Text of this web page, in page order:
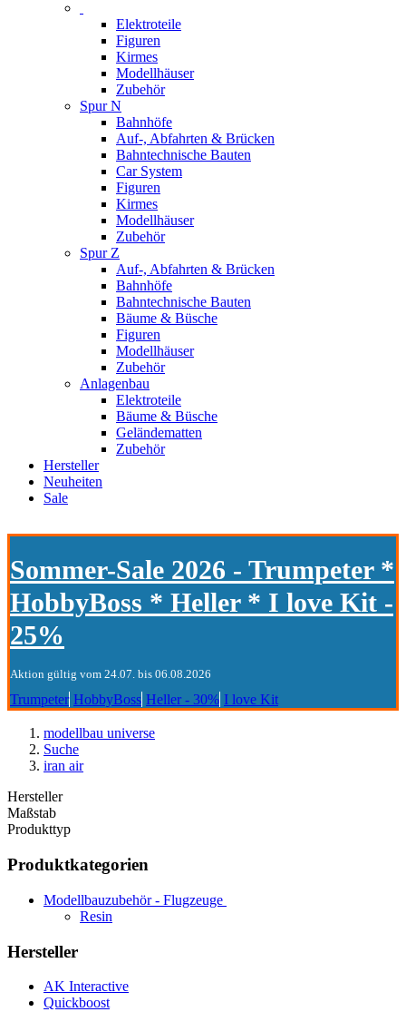
Elektroteile
Figuren
Kirmes
Modellhäuser
Zubehör
Spur N
Bahnhöfe
Auf-, Abfahrten & Brücken
Bahntechnische Bauten
Car System
Figuren
Kirmes
Modellhäuser
Zubehör
Spur Z
Auf-, Abfahrten & Brücken
Bahnhöfe
Bahntechnische Bauten
Bäume & Büsche
Figuren
Modellhäuser
Zubehör
Anlagenbau
Elektroteile
Bäume & Büsche
Geländematten
Zubehör
Hersteller
Neuheiten
Sale
Sommer-Sale 2026 - Trumpeter *
HobbyBoss * Heller * I love Kit -
25%
Aktion gültig vom 24.07. bis 06.08.2026
Trumpeter HobbyBoss Heller - 30% I love Kit
modellbau universe
Suche
iran air
Hersteller
Maßstab
Produkttyp
Produktkategorien
Modellbauzubehör - Flugzeuge
Resin
Hersteller
AK Interactive
Quickboost